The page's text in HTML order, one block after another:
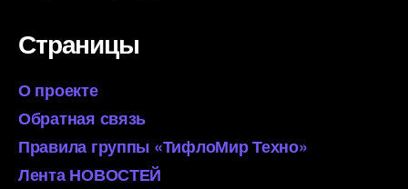
Страницы
О проекте
Обратная связь
Правила группы «ТифлоМир Техно»
Лента НОВОСТЕЙ